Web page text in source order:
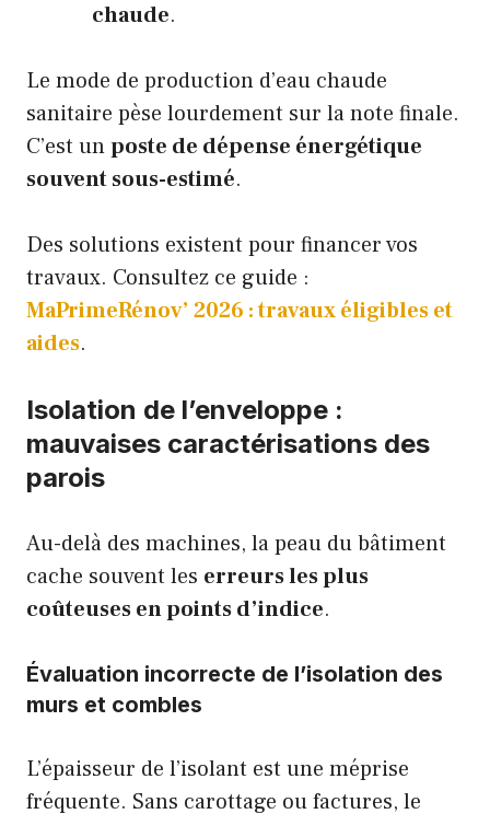
chaude.
Le mode de production d’eau chaude
sanitaire pèse lourdement sur la note finale.
C’est unposte de dépense énergétique
souvent sous-estimé.
Des solutions existent pour financer vos
travaux. Consultez ce guide :
MaPrimeRénov’ 2026 : travaux éligibles et
aides.
Isolation de l’enveloppe :
mauvaises caractérisations des
parois
Au-delà des machines, la peau du bâtiment
cache souvent les erreurs les plus
coûteuses en points d’indice.
Évaluation incorrecte de l’isolation des
murs et combles
L’épaisseur de l’isolant est une méprise
fréquente. Sans carottage ou factures, le